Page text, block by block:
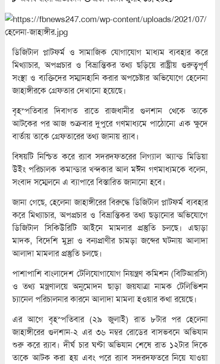
ডিজিটাল প্লাটফর্ম ও সামাজিক যোগাযোগ মাধ্যম ব্যবহার করে
মিথ্যাচার, অপপ্রচার ও বিভ্রান্তিকর তথ্য ছড়িয়ে রাষ্ট্রীয় গুরুত্বপূর্ণ
সংস্থা ও ব্যক্তিদের সম্মানহানি করার অপচেষ্টার অভিযোগে হেলেনা
জাহাঙ্গীরকে গ্রেফতার দেখানো হয়েছে।
বৃহস্পতিবার দিবাগত রাতে রাজধানীর গুলশান থেকে তাকে
আটকের পর আজ শুক্রবার দুপুরে গণমাধ্যমে পাঠোনো এক ক্ষুদে
বার্তায় তাকে গ্রেফতারের তথ্য জানায় র‍্যাব।
বিষয়টি নিশ্চিত করে র‍্যাব সদরদফতরের লিগ্যাল অ্যান্ড মিডিয়া
উইং পরিচালক কমান্ডার খন্দকার আল মঈন গণমাধ্যমকে বলেন,
সংবাদ সম্মেলনে এ ব্যাপারে বিস্তারিত জানানো হবে।
জানা গেছে, হেলেনা জাহাঙ্গীরের বিরুদ্ধে ডিজিটাল প্লাটফর্ম ব্যবহার
করে মিথ্যাচার, অপপ্রচার ও বিভ্রান্তিকর তথ্য ছড়ানোর অভিযোগে
ডিজিটাল সিকিউরিটি আইনে মামলার প্রস্তুতি চলছে। এছাড়া
মাদক, বিদেশি মুদ্রা ও বন্যপ্রাণীর চামড়া জব্দের ঘটনায় আলাদা
আলাদা মামলার প্রস্তুতি চলছে।
পাশাপাশি বাংলাদেশ টেলিযোগাযোগ নিয়ন্ত্রণ কমিশন (বিটিআরসি)
ও তথ্য মন্ত্রণালয়ে অনুমোদন ছাড়া জয়যাত্রা নামক টেলিভিশন
চ্যানেল পরিচালনার কারনে আলাদা মামলা হওয়ার কথা রয়েছে।
এর আগে বৃহস্পতিবার (২৯ জুলাই) রাত ৮টার পর হেলেনা
জাহাঙ্গীরের গুলশান-২ এর ৩৬ নম্বর রোডের বাসভবনে অভিযান
শুরু করে র‍্যাব। দীর্ঘ চার ঘণ্টা অভিযান শেষে রাত ১২টার দিকে
তাকে আটক করা হয় এবং পরে র‍্যাব সদরদফতরে নিয়ে যাওয়া